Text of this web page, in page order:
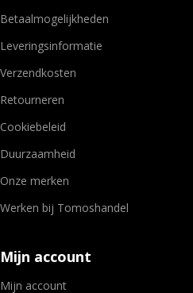
Betaalmogelijkheden
Leveringsinformatie
Verzendkosten
Retourneren
Cookiebeleid
Duurzaamheid
Onze merken
Werken bij Tomoshandel
Mijn account
Mijn account